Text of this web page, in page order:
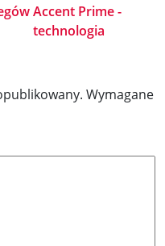
Accent Prime -
technologia
Wymagane